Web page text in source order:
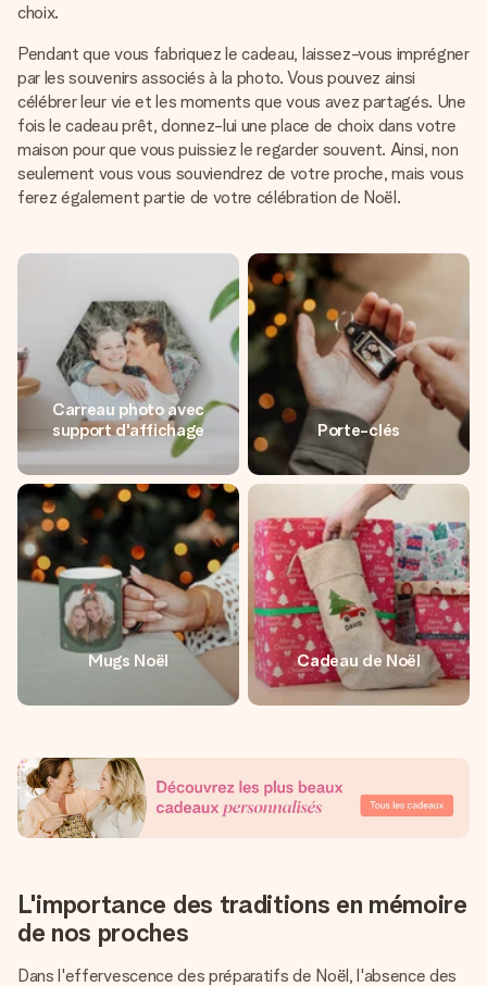
choix.
Pendant que vous fabriquez le cadeau, laissez-vous imprégner
par les souvenirs associés à la photo. Vous pouvez ainsi
célébrer leur vie et les moments que vous avez partagés. Une
fois le cadeau prêt, donnez-lui une place de choix dans votre
maison pour que vous puissiez le regarder souvent. Ainsi, non
seulement vous vous souviendrez de votre proche, mais vous
ferez également partie de votre célébration de Noël.
Carreau photo avec
support d'affichage
Porte-clés
Mugs Noël Cadeau de Noël
L'importance des traditions en mémoire
de nos proches
Dans l'effervescence des préparatifs de Noël, l'absence des